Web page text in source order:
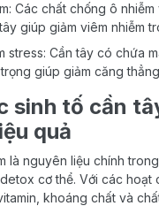
Các chất chống ô
giúp giảm viêm nhiễm
stress: Cần tây có chứa
giúp giảm căng
sinh tố cần
quả
là nguyên liệu chính
cơ thể. Với các hoạt
khoáng chất và